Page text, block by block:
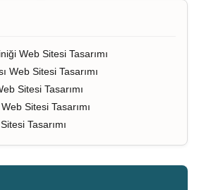
Web Sitesi Tasarımı
Web Sitesi Tasarımı
Sitesi Tasarımı
Sitesi Tasarımı
Tasarımı